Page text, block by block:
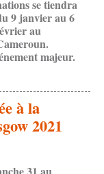
se tiendra
9 janvier au 6
au
majeur.
à la
2021
31 au